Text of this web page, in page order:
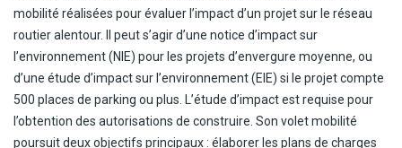
mobilité réalisées pour évaluer l’impact d’un projet sur le réseau
routier alentour. Il peut s’agir d’une notice d’impact sur
l’environnement (NIE) pour les projets d’envergure moyenne, ou
d’une étude d’impact sur l’environnement (EIE) si le projet compte
500 places de parking ou plus. L’étude d’impact est requise pour
l’obtention des autorisations de construire. Son volet mobilité
poursuit deux objectifs principaux : élaborer les plans de charges